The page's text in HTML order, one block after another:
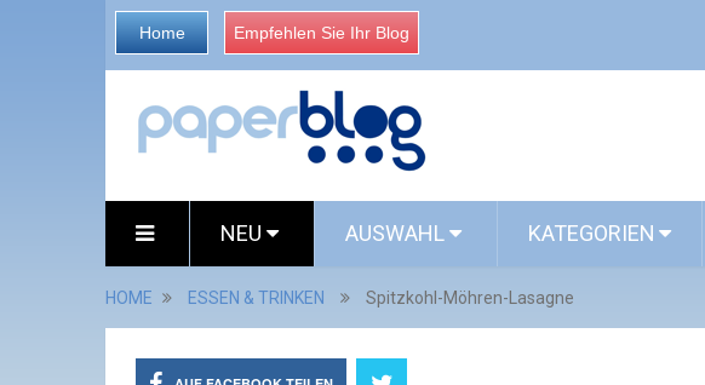
Home Empfehlen Sie Ihr Blog
NEU AUSWAHL KATEGORIEN
HOME ESSEN & TRINKEN Spitzkohl-Möhren-Lasagne